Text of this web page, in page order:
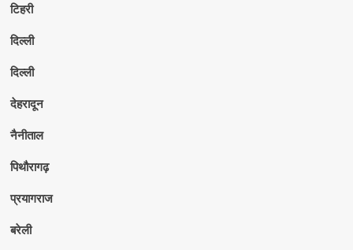
टिहरी
दिल्ली
दिल्ली
देहरादून
नैनीताल
पिथौरागढ़
प्रयागराज
बरेली